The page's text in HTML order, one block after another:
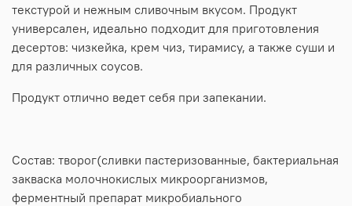
текстурой и нежным сливочным вкусом. Продукт
универсален, идеально подходит для приготовления
десертов: чизкейка, крем чиз, тирамису, а также суши и
для различных соусов.
Продукт отлично ведет себя при запекании.
Состав: творог(сливки пастеризованные, бактериальная
закваска молочнокислых микроорганизмов,
ферментный препарат микробиального